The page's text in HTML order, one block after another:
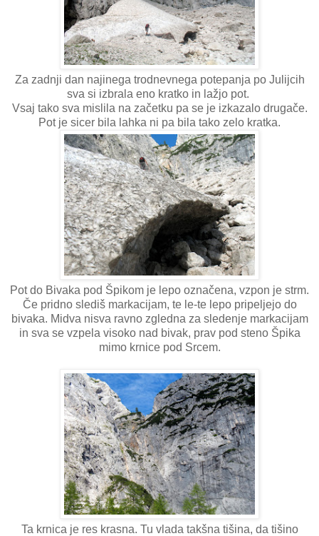
Za zadnji dan najinega trodnevnega potepanja po Julijcih
sva si izbrala eno kratko in lažjo pot.
Vsaj tako sva mislila na začetku pa se je izkazalo drugače.
Pot je sicer bila lahka ni pa bila tako zelo kratka.
Pot do Bivaka pod Špikom je lepo označena, vzpon je strm.
Če pridno slediš markacijam, te le-te lepo pripeljejo do
bivaka. Midva nisva ravno zgledna za sledenje markacijam
in sva se vzpela visoko nad bivak, prav pod steno Špika
mimo krnice pod Srcem.
Ta krnica je res krasna. Tu vlada takšna tišina, da tišino